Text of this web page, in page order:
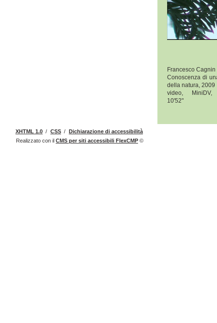
Francesco Cagnin
Conoscenza di
della natura, 2009
video, MiniDV,
10'52"
XHTML 1.0 / CSS / Dichiarazione di accessibilità
Realizzato con il CMS per siti accessibili FlexCMP ©